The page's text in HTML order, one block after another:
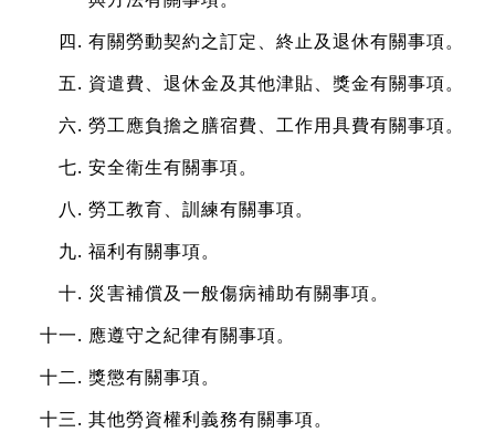
有關勞動契約之訂定、終止及退休有關事項。
資遣費、退休金及其他津貼、獎金有關事項。
勞工應負擔之膳宿費、工作用具費有關事項。
安全衛生有關事項。
勞工教育、訓練有關事項。
福利有關事項。
災害補償及一般傷病補助有關事項。
應遵守之紀律有關事項。
獎懲有關事項。
其他勞資權利義務有關事項。